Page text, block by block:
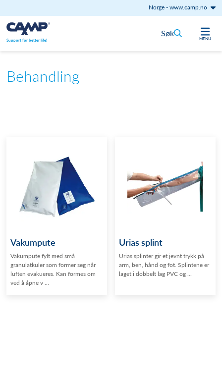
Norge-www.camp.no
Hopp til innhold
Support for better life! MENU
Søk
Behandling
Vakumpute
Vakumpute fylt med små
granulatkuler som former seg når
luften evakueres. Kan formes om
ved å åpne v ...
Urias splint
Urias splinter gir et jevnt trykk på
arm, ben, hånd og fot. Splintene er
laget i dobbelt lag PVC og ...